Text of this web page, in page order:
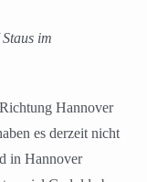
im
Hannover
es derzeit nicht
in Hannover